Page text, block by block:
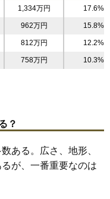
1,556万円 5.7%
1,213万円 13.5%
1,210万円 5.7%
1,626万円 14.9%
1,064万円 7.7%
1,118万円 12.0%
992万円 8.0%
1,334万円 17.6%
962万円 15.8%
812万円 12.2%
758万円 10.3%
？
ある。広さ、地形、
が、一番重要なのは